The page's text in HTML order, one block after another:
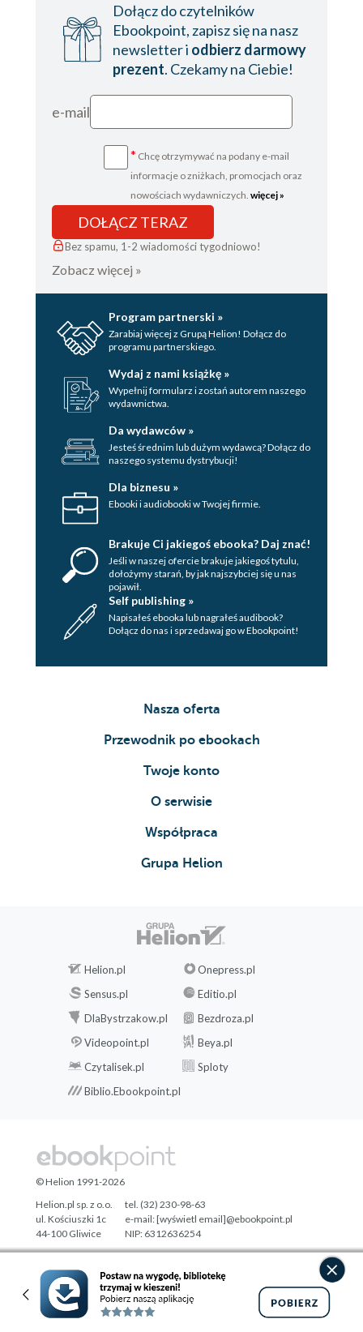
Dołącz do czytelników
Ebookpoint, zapisz się na nasz
newsletter i odbierz darmowy
prezent. Czekamy na Ciebie!
e-mail
* Chcę otrzymywać na podany e-mail
informacje o zniżkach, promocjach oraz
nowościach wydawniczych. więcej »
DOŁĄCZ TERAZ
Bez spamu, 1-2 wiadomości tygodniowo!
Zobacz więcej »
Program partnerski »
Zarabiaj więcej z Grupą Helion! Dołącz do
programu partnerskiego.
Wydaj z nami książkę »
Wypełnij formularz i zostań autorem naszego
wydawnictwa.
Da wydawców »
Jesteś średnim lub dużym wydawcą? Dołącz do
naszego systemu dystrybucji!
Dla biznesu »
Ebooki i audiobooki w Twojej firmie.
Brakuje Ci jakiegoś ebooka? Daj znać!
Jeśli w naszej ofercie brakuje jakiegoś tytulu,
dołożymy starań, by jak najszybciej się u nas
pojawił.
Self publishing »
Napisałeś ebooka lub nagrałeś audibook?
Dołącz do nas i sprzedawaj go w Ebookpoint!
Nasza oferta
Przewodnik po ebookach
Twoje konto
O serwisie
Współpraca
Grupa Helion
Helion.pl
Onepress.pl
Sensus.pl
Editio.pl
DlaBystrzakow.pl
Bezdroza.pl
Videopoint.pl
Beya.pl
Czytalisek.pl
Sploty
Biblio.Ebookpoint.pl
Designed with ♥ byTonik.pl
© Helion 1991-2026
Helion.pl sp. z o.o.
ul. Kościuszki 1c
44-100 Gliwice
tel. (32) 230-98-63
e-mail:[wyświetl email]@ebookpoint.pl
NIP: 6312636254
Regon: 241989027
Pełna wersja strony »